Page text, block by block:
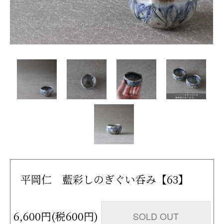
平岡仁 藍彩しのぎぐい呑み【63】
6,600円(税600円) SOLD OUT